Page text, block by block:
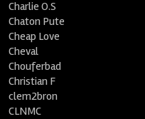
Charlie O.S
Chaton Pute
Cheap Love
Cheval
Chouferbad
Christian F
clem2bron
CLNMC